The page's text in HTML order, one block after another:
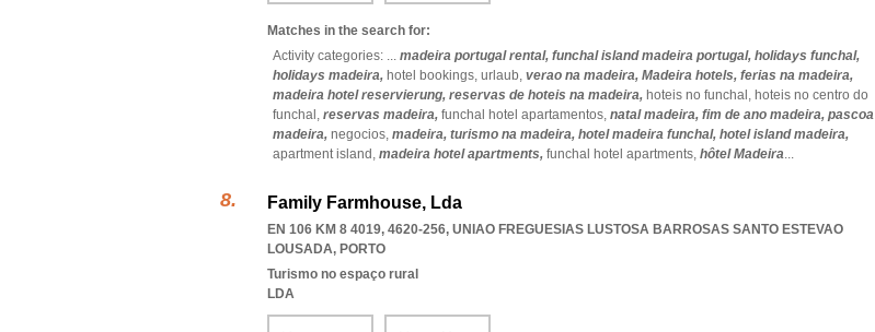
Matches in the search for:
Activity categories: ... madeira portugal rental, funchal island madeira portugal, holidays funchal,
holidays madeira, hotel bookings, urlaub, verao na madeira, Madeira hotels, ferias na madeira,
madeira hotel reservierung, reservas de hoteis na madeira, hoteis no funchal, hoteis no centro do
funchal, reservas madeira, funchal hotel apartamentos, natal madeira, fim de ano madeira, pascoa
madeira, negocios, madeira, turismo na madeira, hotel madeira funchal, hotel island madeira,
apartment island, madeira hotel apartments, funchal hotel apartments, hôtel Madeira...
Family Farmhouse, Lda
EN 106 KM 8 4019, 4620-256, UNIAO FREGUESIAS LUSTOSA BARROSAS SANTO ESTEVAO
LOUSADA, PORTO
Turismo no espaço rural
LDA